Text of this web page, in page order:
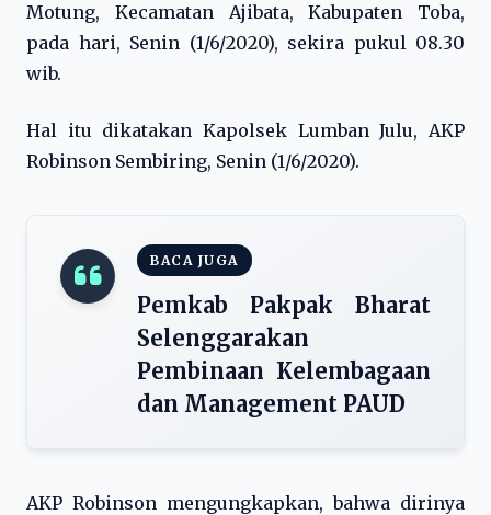
Motung, Kecamatan Ajibata, Kabupaten Toba,
pada hari, Senin (1/6/2020), sekira pukul 08.30
wib.
Hal itu dikatakan Kapolsek Lumban Julu, AKP
Robinson Sembiring, Senin (1/6/2020).
BACA JUGA
Pemkab Pakpak Bharat
Selenggarakan
Pembinaan Kelembagaan
dan Management PAUD
AKP Robinson mengungkapkan, bahwa dirinya